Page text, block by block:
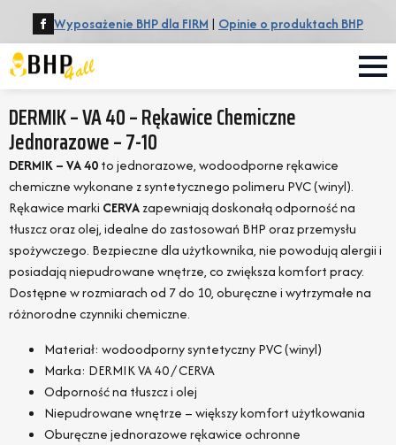
Wyposażenie BHP dla FIRM | Opinie o produktach BHP
DERMIK – VA 40 – Rękawice Chemiczne
Jednorazowe – 7-10
DERMIK – VA 40to jednorazowe, wodoodporne rękawice
chemiczne wykonane z syntetycznego polimeru PVC (winyl).
Rękawice marki CERVAzapewniają doskonałą odporność na
tłuszcz oraz olej, idealne do zastosowań BHP oraz przemysłu
spożywczego. Bezpieczne dla użytkownika, nie powodują alergii i
posiadają niepudrowane wnętrze, co zwiększa komfort pracy.
Dostępne w rozmiarach od 7 do 10, oburęczne i wytrzymałe na
różnorodne czynniki chemiczne.
Materiał: wodoodporny syntetyczny PVC (winyl)
Marka: DERMIK VA 40 / CERVA
Odporność na tłuszcz i olej
Niepudrowane wnętrze – większy komfort użytkowania
Oburęczne jednorazowe rękawice ochronne